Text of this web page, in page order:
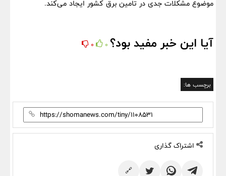
موضوع مشکلات جدی در تامین برق کشور ایجاد می‌کند.
آیا این خبر مفید بود؟ 0
0
برچسب ها:
اشتراک گذاری
🔗